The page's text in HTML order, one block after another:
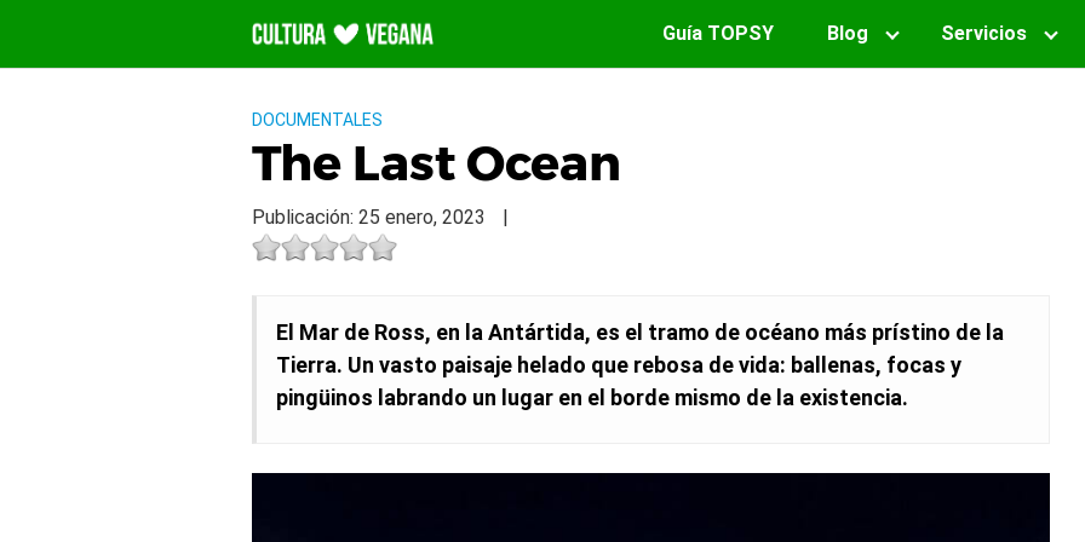
contenido
Guía TOPSY Blog Servicios
DOCUMENTALES
The Last Ocean
Publicación: 25 enero, 2023 |
El Mar de Ross, en la Antártida, es el tramo de océano más prístino de la
Tierra. Un vasto paisaje helado que rebosa de vida: ballenas, focas y
pingüinos labrando un lugar en el borde mismo de la existencia.